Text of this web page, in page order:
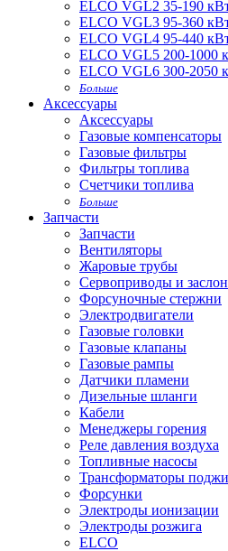
ELCO VGL2 35-190
ELCO VGL3 95-360
ELCO VGL4 95-440
ELCO VGL5 200-1000
ELCO VGL6 300-2050
Больше
Аксессуары
Аксессуары
Газовые компенсаторы
Газовые фильтры
Фильтры топлива
Счетчики топлива
Больше
Запчасти
Запчасти
Вентиляторы
Жаровые трубы
Сервоприводы и
Форсуночные стержни
Электродвигатели
Газовые головки
Газовые клапаны
Газовые рампы
Датчики пламени
Дизельные шланги
Кабели
Менеджеры горения
Реле давления воздуха
Топливные насосы
Трансформаторы
Форсунки
Электроды ионизации
Электроды розжига
ELCO